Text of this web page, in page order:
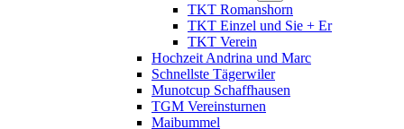
TKT Romanshorn
TKT Einzel und Sie + Er
TKT Verein
Hochzeit Andrina und Marc
Schnellste Tägerwiler
Munotcup Schaffhausen
TGM Vereinsturnen
Maibummel